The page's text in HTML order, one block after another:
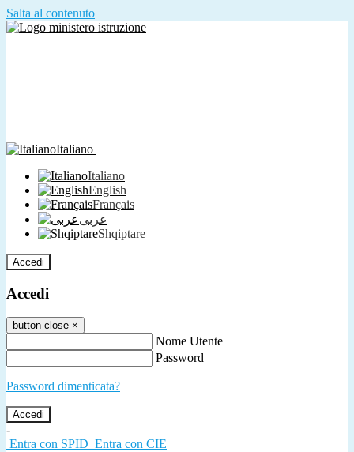
Salta al contenuto
Italiano
Italiano
English
Français
عربى
Shqiptare
Accedi
Accedi
button close ×
Nome Utente
Password
Password dimenticata?
-
Entra con SPID Entra con CIE